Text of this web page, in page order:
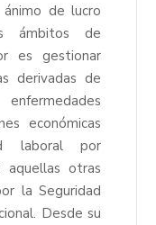
ánimo de lucro
ámbitos de
es gestionar
derivadas de
económicas
laboral por
aquellas otras
la Seguridad
Desde su